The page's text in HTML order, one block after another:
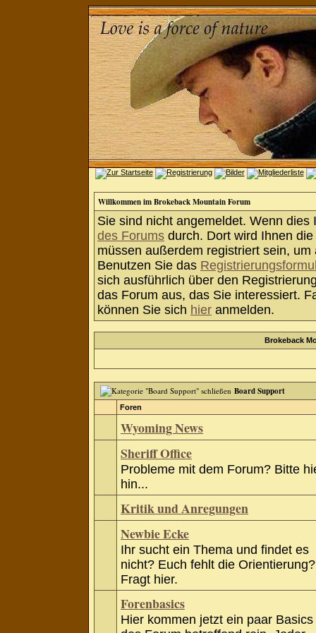
Willkommen im Brokeback Mountain Forum
Sie sind nicht angemeldet. Wenn
des Forums durch. Dort wird Ihnen
müssen außerdem registriert sein,
Benutzen Sie das
sich ausführlich über den
das Forum aus, das Sie interessiert.
können Sie sich hier anmelden.
Brokeback
Board Support
Foren
Wyoming News
Sheriff Office
Probleme mit dem Forum? Bitte
hin...
Kritik und Anregungen
Newbie Ecke
Ihr sucht ein Thema und findet es
nicht? Euch fehlt die Orientierung?
Fragt hier.
Forenbasics
Hier kommen jetzt ein paar Basics